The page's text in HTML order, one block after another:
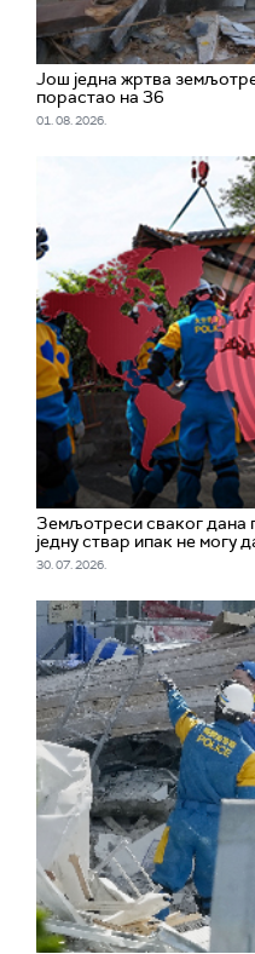
Још једна жртва
порастао на 36
01. 08. 2026.
Земљотреси сваког дана
једну ствар ипак не могу
30. 07. 2026.